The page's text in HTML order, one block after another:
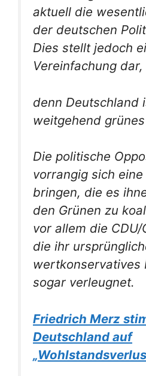
aktuell die
der deutschen
Dies stellt jedoch
Vereinfachung dar,
denn Deutschland
weitgehend
Die politische
vorrangig sich
bringen, die es
den Grünen zu
vor allem die CDU/
die ihr
wertkonservatives
sogar verleugnet.
Friedrich Merz
Deutschland auf